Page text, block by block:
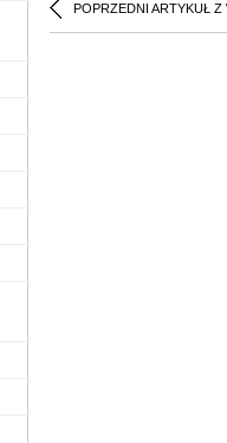
POPRZEDNI ARTYKUŁ Z